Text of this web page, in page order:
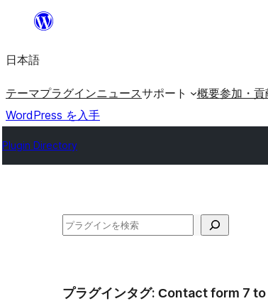
を
ッ
プ
日本語
テーマプラグインニュースサポート 概要参加・貢
WordPress を入手
Plugin Directory
検
プラグインタグ: Сontact form 7